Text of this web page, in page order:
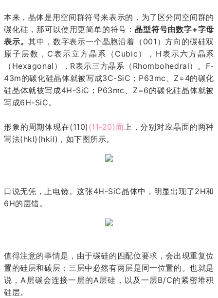
本来，晶体是用空间群符号来表示的，为了区分同空间群的
碳化硅，那可以使用更简单的符号：晶型符号由数字+字母
表示。其中，数字表示一个晶胞沿着（001）方向的碳硅双
原子层数，C表示立方晶系（Cubic），H表示六方晶系
（Hexagonal），R表示三方晶系（Rhombohedral）。F-
43m的碳化硅晶体就被写成3C-SiC；P63mc、Z=4的碳化
硅晶体就被写成4H-SiC；P63mc、Z=6的碳化硅晶体就被
写成6H-SiC。
形象的周期体现在(110) (11-20)面上，分别对应晶面的两种
写法(hkl)(hkil)，如下图所示。
口说无凭，上电镜。这张4H-SiC晶体中，明显出现了2H和
6H的层错。
值得注意的事情是，由于碳硅的四配位要求，会出现重复位
置的硅层和碳层；三层中必然有两层是同一位置的。也就是
说，A层碳会连接一层的A层硅，以及一层B/C的紧密堆积
硅层。